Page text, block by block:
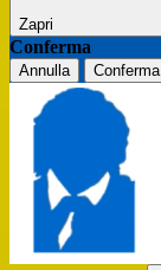
Zapri
Conferma
Annulla Conferma